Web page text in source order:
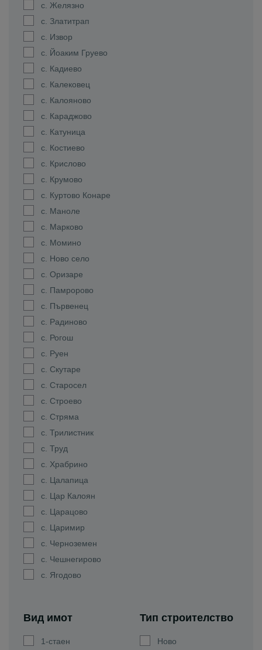
с. Желязно
с. Златитрап
с. Извор
с. Йоаким Груево
с. Кадиево
с. Калековец
с. Калояново
с. Караджово
с. Катуница
с. Костиево
с. Крислово
с. Крумово
с. Куртово Конаре
с. Маноле
с. Марково
с. Момино
с. Ново село
с. Оризаре
с. Памророво
с. Първенец
с. Радиново
с. Рогош
с. Руен
с. Скутаре
с. Старосел
с. Строево
с. Стряма
с. Трилистник
с. Труд
с. Храбрино
с. Цалапица
с. Цар Калоян
с. Царацово
с. Царимир
с. Черноземен
с. Чешнегирово
с. Ягодово
Вид имот
1-стаен
Тип строителство
Ново